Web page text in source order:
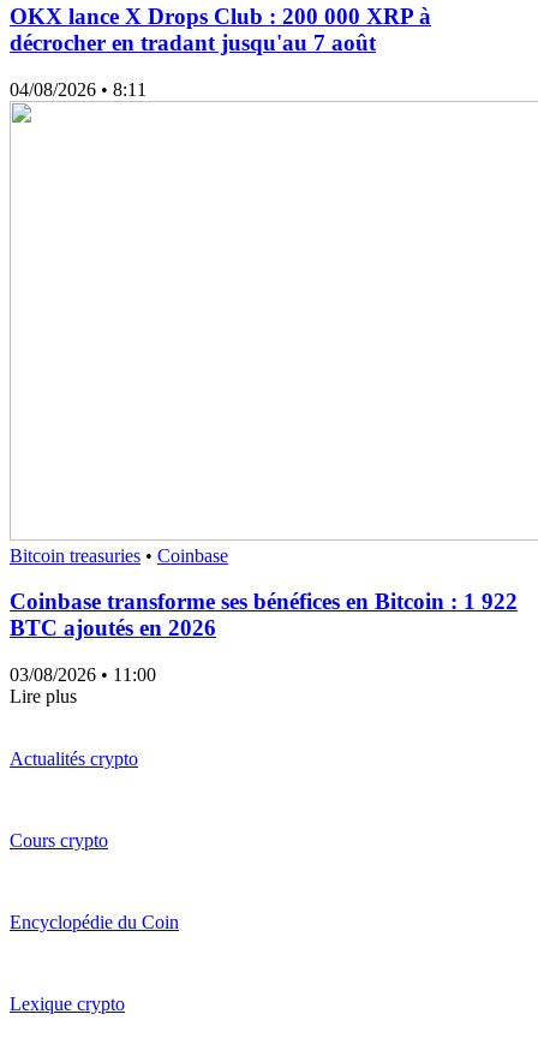
OKX lance X Drops Club : 200 000 XRP à
décrocher en tradant jusqu'au 7 août
04/08/2026 • 8:11
Bitcoin treasuries • Coinbase
Coinbase transforme ses bénéfices en Bitcoin : 1 922
BTC ajoutés en 2026
03/08/2026 • 11:00
Lire plus
Actualités crypto
Cours crypto
Encyclopédie du Coin
Lexique crypto